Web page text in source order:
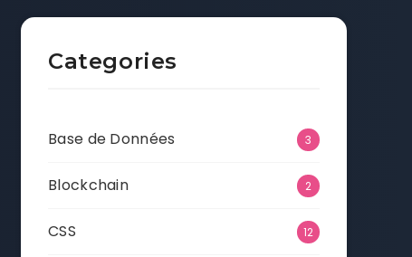
Categories
Base de Données 3
Blockchain 2
CSS 12